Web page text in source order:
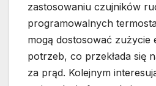
zastosowaniu czujników
programowalnych
mogą dostosować zużycie
potrzeb, co przekłada się
za prąd. Kolejnym